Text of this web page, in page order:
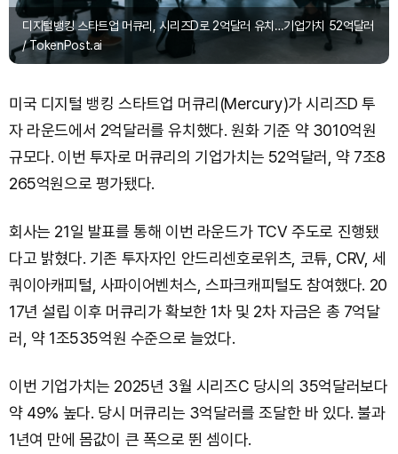
디지털뱅킹 스타트업 머큐리, 시리즈D로 2억달러 유치…기업가치 52억달러
/ TokenPost.ai
미국 디지털 뱅킹 스타트업 머큐리(Mercury)가 시리즈D 투
자 라운드에서 2억달러를 유치했다. 원화 기준 약 3010억원
규모다. 이번 투자로 머큐리의 기업가치는 52억달러, 약 7조8
265억원으로 평가됐다.
회사는 21일 발표를 통해 이번 라운드가 TCV 주도로 진행됐
다고 밝혔다. 기존 투자자인 안드리센호로위츠, 코튜, CRV, 세
쿼이아캐피털, 사파이어벤처스, 스파크캐피털도 참여했다. 20
17년 설립 이후 머큐리가 확보한 1차 및 2차 자금은 총 7억달
러, 약 1조535억원 수준으로 늘었다.
이번 기업가치는 2025년 3월 시리즈C 당시의 35억달러보다
약 49% 높다. 당시 머큐리는 3억달러를 조달한 바 있다. 불과
1년여 만에 몸값이 큰 폭으로 뛴 셈이다.